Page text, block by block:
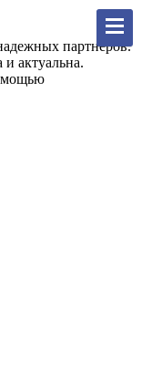
партнеров.
актуальна.